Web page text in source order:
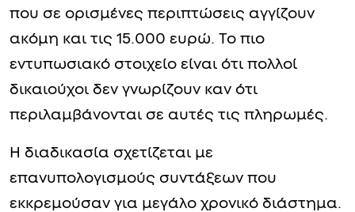
που σε ορισμένες περιπτώσεις αγγίζουν
ακόμη και τις 15.000 ευρώ. Το πιο
εντυπωσιακό στοιχείο είναι ότι πολλοί
δικαιούχοι δεν γνωρίζουν καν ότι
περιλαμβάνονται σε αυτές τις πληρωμές.
Η διαδικασία σχετίζεται με
επανυπολογισμούς συντάξεων που
εκκρεμούσαν για μεγάλο χρονικό διάστημα.